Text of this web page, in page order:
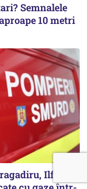
Semnalele
10 metri
Ilfov: